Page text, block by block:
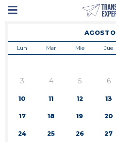
AGOSTO
Lun Mar Mie Jue
3
4 5 6
10 11 12 13
17 18 19 20
24 25 26 27